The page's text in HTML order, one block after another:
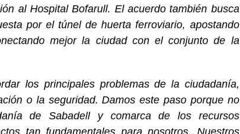
al Hospital Bofarull. El acuerdo también busca
por el túnel de huerta ferroviario, apostando
mejor la ciudad con el conjunto de la
los principales problemas de la ciudadanía,
o la seguridad. Damos este paso porque no
de Sabadell y comarca de los recursos
tan fundamentales para nosotros. Nuestros